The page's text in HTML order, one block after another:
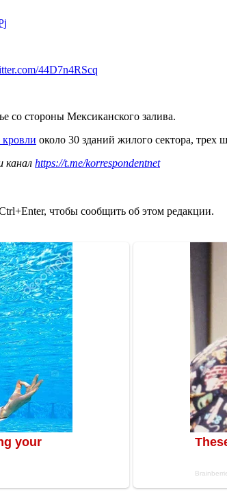
44D7n4RScq
со стороны Мексиканского залива.
кровли около 30 зданий жилого сектора, трех
канал https://t.me/korrespondentnet
чтобы сообщить об этом редакции.